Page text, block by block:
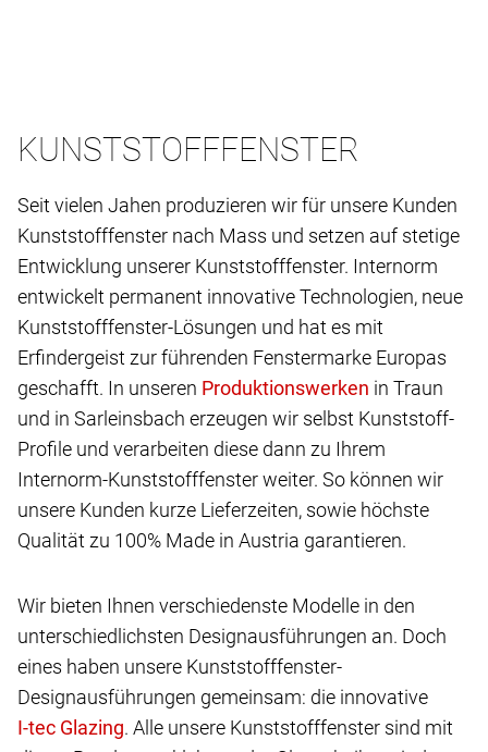
KUNSTSTOFFFENSTER
Seit vielen Jahen produzieren wir für unsere Kunden
Kunststofffenster nach Mass und setzen auf stetige
Entwicklung unserer Kunststofffenster. Internorm
entwickelt permanent innovative Technologien, neue
Kunststofffenster-Lösungen und hat es mit
Erfindergeist zur führenden Fenstermarke Europas
geschafft. In unseren
in Traun
und in Sarleinsbach erzeugen wir selbst Kunststoff-
Profile und verarbeiten diese dann zu Ihrem
Internorm-Kunststofffenster weiter. So können wir
unsere Kunden kurze Lieferzeiten, sowie höchste
Qualität zu 100% Made in Austria garantieren.
Wir bieten Ihnen verschiedenste Modelle in den
unterschiedlichsten Designausführungen an. Doch
eines haben unsere Kunststofffenster-
Designausführungen gemeinsam: die innovative
. Alle unsere Kunststofffenster sind mit